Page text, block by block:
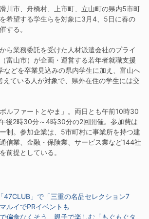
川市、舟橋村、上市町、立山町の県内5市町
希望する学生らを対象に3月4、5日に春の
する。
ら業務委託を受けた人材派遣会社のプライ
富山市）が企画・運営する若年者就職支援
などを卒業見込みの県内学生に加え、富山へ
えている人が対象で、県外在住の学生には交
ルファートとやま」。両日とも午前10時30
後2時30分～4時30分の2回開催。参加費は
制。参加企業は、5市町村に事業所を持つ建
信業、金融・保険業、サービス業など144社
前提としている。
ション
47CLUB」で「三重の名品セレクション7
ルイでPRイベントも
偏食なくそう 親子で楽しむ「もぐもぐタ